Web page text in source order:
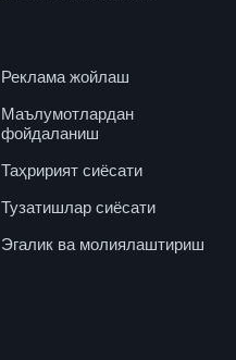
Реклама жойлаш
Маълумотлардан
фойдаланиш
Таҳририят сиёсати
Тузатишлар сиёсати
Эгалик ва молиялаштириш